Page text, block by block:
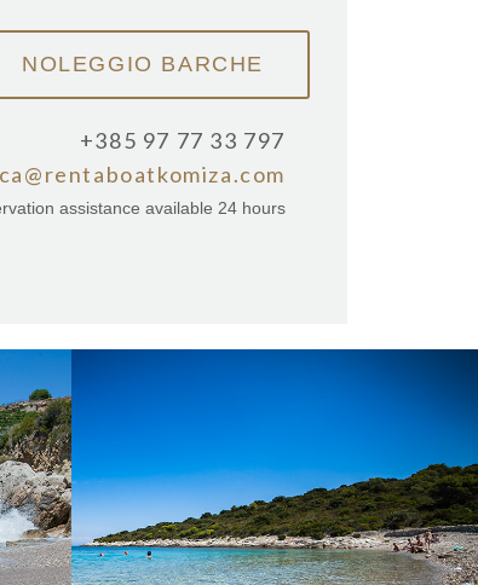
+385 97 77 33 797
assistance available 24 hours
di
È
di
Komiža con la nostra barca taxi. In spiaggia
c΄è un ristorante. Questa spiaggia è una
destinazione preferita dai turisti. La Grotta
verde è vicino.